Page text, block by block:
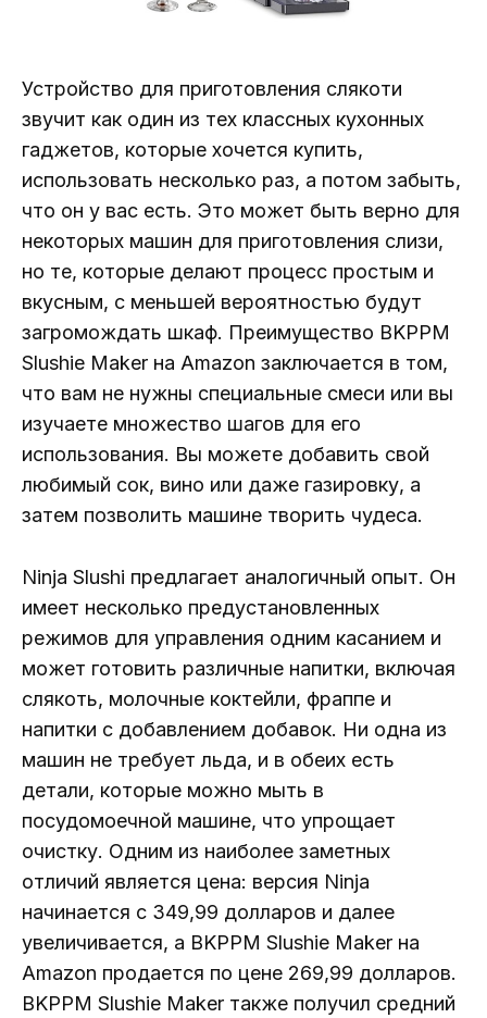
Устройство для приготовления слякоти
звучит как один из тех классных кухонных
гаджетов, которые хочется купить,
использовать несколько раз, а потом забыть,
что он у вас есть. Это может быть верно для
некоторых машин для приготовления слизи,
но те, которые делают процесс простым и
вкусным, с меньшей вероятностью будут
загромождать шкаф. Преимущество BKPPM
Slushie Maker на Amazon заключается в том,
что вам не нужны специальные смеси или вы
изучаете множество шагов для его
использования. Вы можете добавить свой
любимый сок, вино или даже газировку, а
затем позволить машине творить чудеса.
Ninja Slushi предлагает аналогичный опыт. Он
имеет несколько предустановленных
режимов для управления одним касанием и
может готовить различные напитки, включая
слякоть, молочные коктейли, фраппе и
напитки с добавлением добавок. Ни одна из
машин не требует льда, и в обеих есть
детали, которые можно мыть в
посудомоечной машине, что упрощает
очистку. Одним из наиболее заметных
отличий является цена: версия Ninja
начинается с 349,99 долларов и далее
увеличивается, а BKPPM Slushie Maker на
Amazon продается по цене 269,99 долларов.
BKPPM Slushie Maker также получил средний